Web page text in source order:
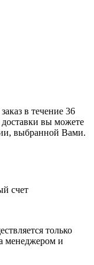
в течение 36
вы можете
выбранной Вами.
счет
только
менеджером и